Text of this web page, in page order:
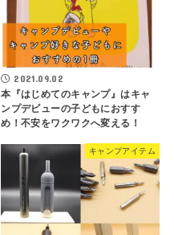
2021.09.02
本『はじめてのキャンプ』はキャ
ンプデビューの子どもにおすす
め！不安をワクワクへ変える！
キャンプアイテム